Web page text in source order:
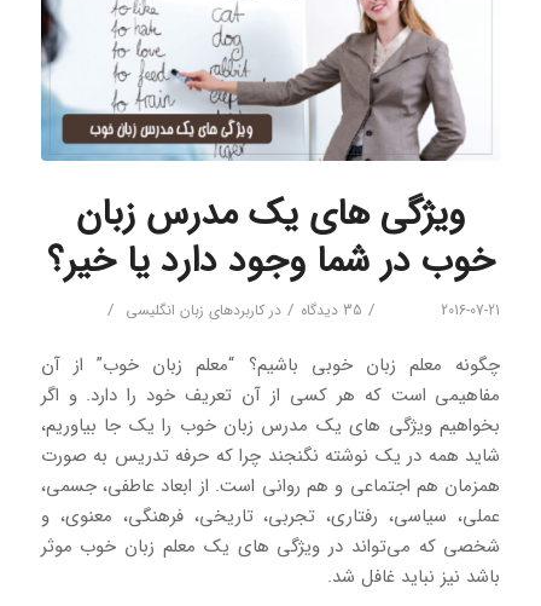
ویژگی های یک مدرس زبان
خوب در شما وجود دارد یا خیر؟
2016-07-21
/ 35 دیدگاه / درکاربردهای زبان انگلیسی /
چگونه معلم زبان خوبی باشیم؟ “معلم زبان خوب” از آن
مفاهیمی است که هر کسی از آن تعریف خود را دارد. و اگر
بخواهیم ویژگی های یک مدرس زبان خوب را یک جا بیاوریم،
شاید همه در یک نوشته نگنجند چرا که حرفه تدریس به صورت
همزمان هم اجتماعی و هم روانی است. از ابعاد عاطفی، جسمی،
عملی، سیاسی، رفتاری، تجربی، تاریخی، فرهنگی، معنوی، و
شخصی که می‌تواند در ویژگی های یک معلم زبان خوب موثر
باشد نیز نباید غافل شد.